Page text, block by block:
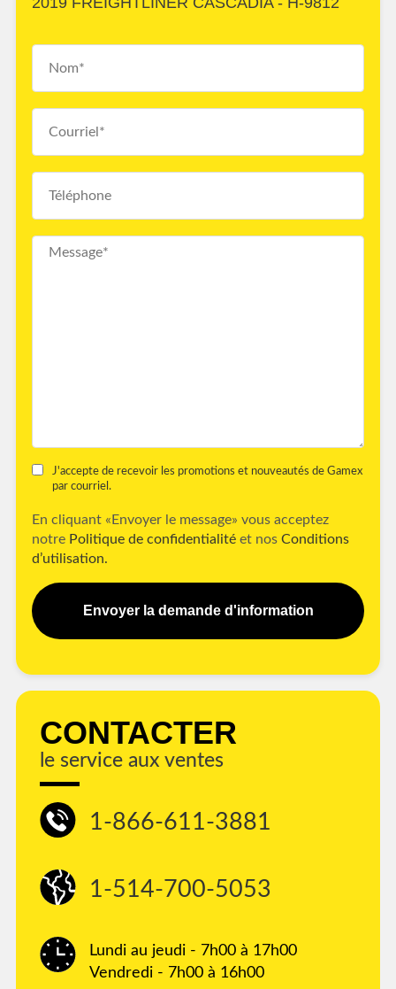
J'accepte de recevoir les promotions et nouveautés de Gamex
par courriel.
En cliquant «Envoyer le message» vous acceptez
notre Politique de confidentialité et nos Conditions
d’utilisation.
Envoyer la demande d'information
CONTACTER
le service aux ventes
1-866-611-3881
1-514-700-5053
Lundi au jeudi - 7h00 à 17h00
Vendredi - 7h00 à 16h00